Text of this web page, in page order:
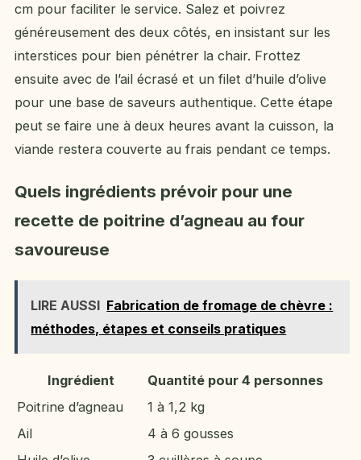
cm pour faciliter le service. Salez et poivrez
généreusement des deux côtés, en insistant sur les
interstices pour bien pénétrer la chair. Frottez
ensuite avec de l’ail écrasé et un filet d’huile d’olive
pour une base de saveurs authentique. Cette étape
peut se faire une à deux heures avant la cuisson, la
viande restera couverte au frais pendant ce temps.
Quels ingrédients prévoir pour une
recette de poitrine d’agneau au four
savoureuse
LIRE AUSSI Fabrication de fromage de chèvre :
méthodes, étapes et conseils pratiques
Ingrédient
Quantité pour 4 personnes
Poitrine d’agneau
1 à 1,2 kg
Ail
4 à 6 gousses